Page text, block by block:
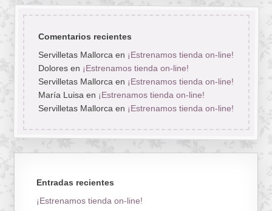
Comentarios recientes
Servilletas Mallorca en ¡Estrenamos tienda on-line!
Doloresen ¡Estrenamos tienda on-line!
Servilletas Mallorca en ¡Estrenamos tienda on-line!
María Luisa en ¡Estrenamos tienda on-line!
Servilletas Mallorca en ¡Estrenamos tienda on-line!
Entradas recientes
¡Estrenamos tienda on-line!